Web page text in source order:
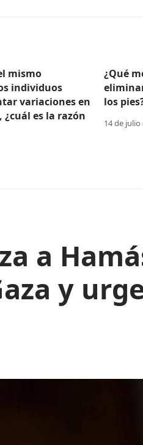
mismo
individuos
variaciones en
¿cuál es la razón
¿Qué
los
14 de julio
a
y